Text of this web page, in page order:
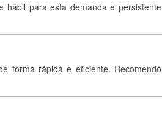
hábil para esta demanda e persistente
forma rápida e eficiente. Recomendo